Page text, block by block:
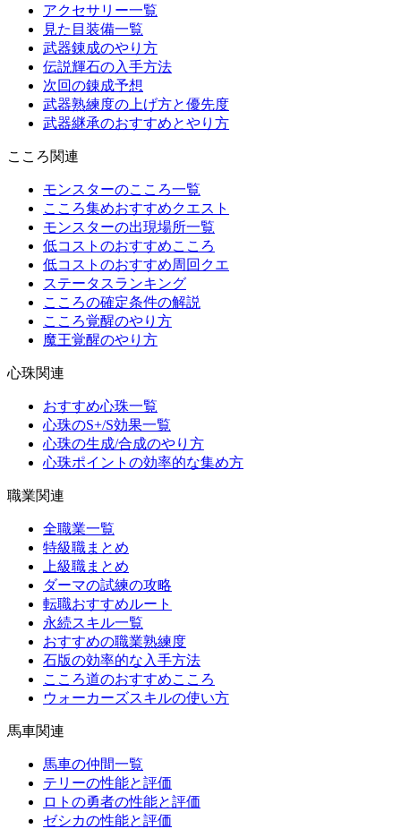
アクセサリー一覧
見た目装備一覧
武器錬成のやり方
伝説輝石の入手方法
次回の錬成予想
武器熟練度の上げ方と優先度
武器継承のおすすめとやり方
こころ関連
モンスターのこころ一覧
こころ集めおすすめクエスト
モンスターの出現場所一覧
低コストのおすすめこころ
低コストのおすすめ周回クエ
ステータスランキング
こころの確定条件の解説
こころ覚醒のやり方
魔王覚醒のやり方
心珠関連
おすすめ心珠一覧
心珠のS+/S効果一覧
心珠の生成/合成のやり方
心珠ポイントの効率的な集め方
職業関連
全職業一覧
特級職まとめ
上級職まとめ
ダーマの試練の攻略
転職おすすめルート
永続スキル一覧
おすすめの職業熟練度
石版の効率的な入手方法
こころ道のおすすめこころ
ウォーカーズスキルの使い方
馬車関連
馬車の仲間一覧
テリーの性能と評価
ロトの勇者の性能と評価
ゼシカの性能と評価